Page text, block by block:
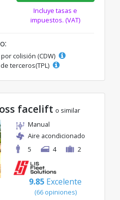
Incluye tasas e
impuestos. (VAT)
colisión (CDW)
terceros(TPL)
facelift o similar
Manual
Aire acondicionado
5
4 2
9.85 Excelente
(66 opiniones)